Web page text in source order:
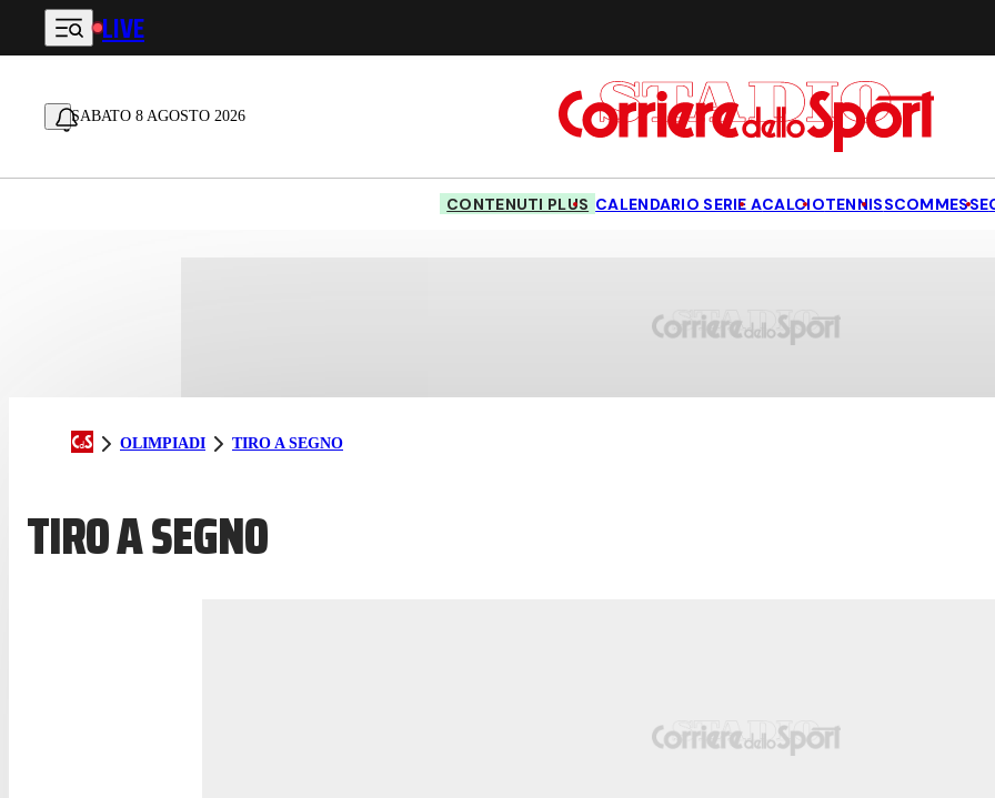
Vai al contenuto principale
LIVE
SABATO 8 AGOSTO 2026
CONTENUTI PLUS CALENDARIO SERIE ACALCIOTENNISSCOMMESSE
OLIMPIADI TIRO A SEGNO
TIRO A SEGNO